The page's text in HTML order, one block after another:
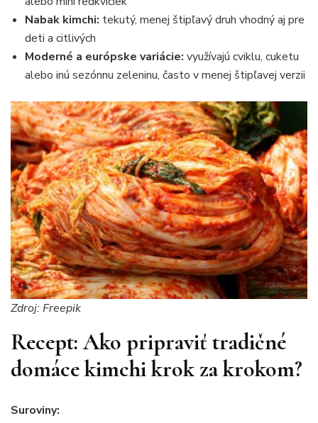
Nabak kimchi: tekutý, menej štipľavý druh vhodný aj pre
deti a citlivých
Moderné a európske variácie: využívajú cviklu, cuketu
alebo inú sezónnu zeleninu, často v menej štipľavej verzii
Zdroj: Freepik
Recept: Ako pripraviť tradičné
domáce kimchi krok za krokom?
Suroviny: